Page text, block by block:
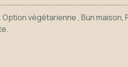
Option végétarienne , Bun maison,